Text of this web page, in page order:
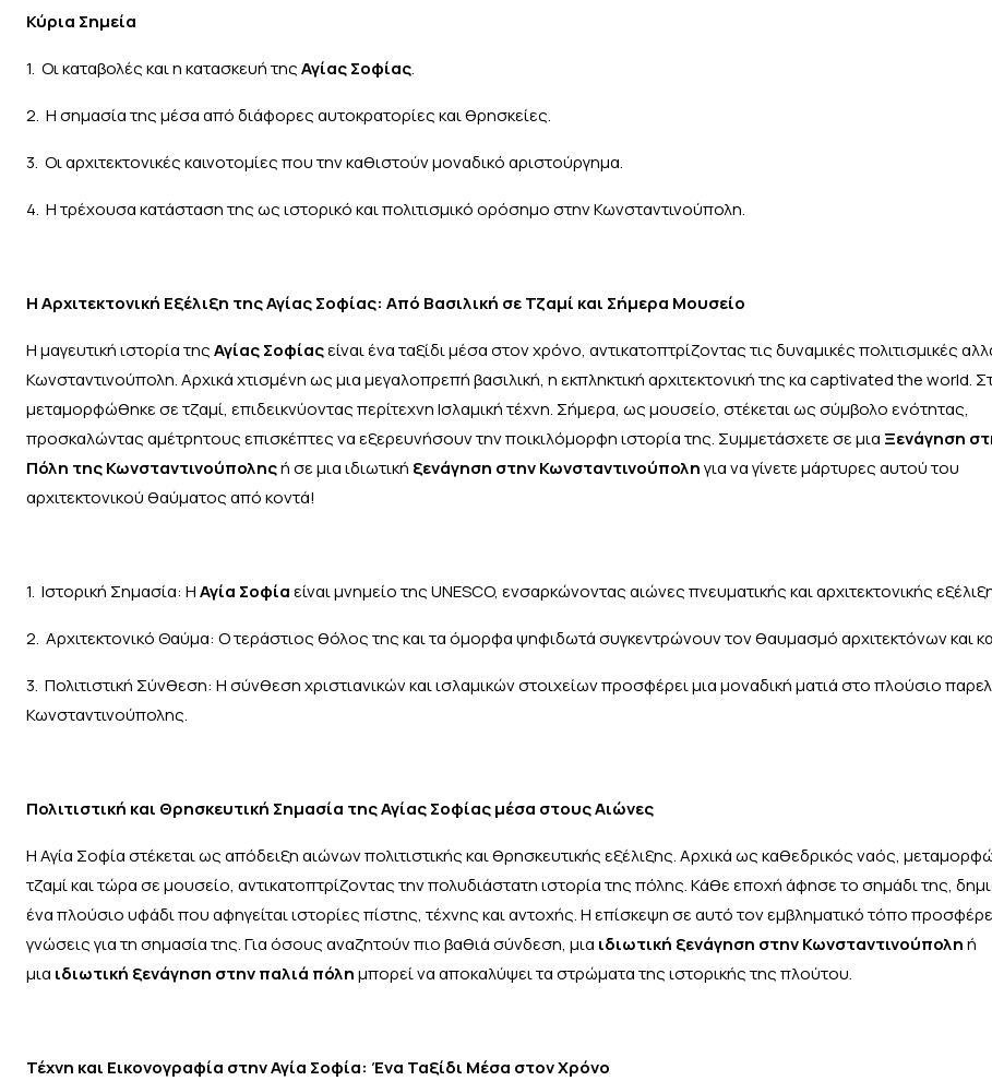
Κύρια Σημεία
1. Οι καταβολές και η κατασκευή τηςΑγίας Σοφίας.
2. Η σημασία της μέσα από διάφορες αυτοκρατορίες και θρησκείες.
3. Οι αρχιτεκτονικές καινοτομίες που την καθιστούν μοναδικό αριστούργημα.
4. Η τρέχουσα κατάσταση της ως ιστορικό και πολιτισμικό ορόσημο στην Κωνσταντινούπολη.
Η Αρχιτεκτονική Εξέλιξη της Αγίας Σοφίας: Από Βασιλική σε Τζαμί και Σήμερα Μουσείο
Η μαγευτική ιστορία τηςΑγίας Σοφίαςείναι ένα ταξίδι μέσα στον χρόνο, αντικατοπτρίζοντας τις δυναμικές πολιτισμικές
Κωνσταντινούπολη. Αρχικά χτισμένη ως μια μεγαλοπρεπή βασιλική, η εκπληκτική αρχιτεκτονική της κα captivated the world.
μεταμορφώθηκε σε τζαμί, επιδεικνύοντας περίτεχνη Ισλαμική τέχνη. Σήμερα, ως μουσείο, στέκεται ως σύμβολο ενότητας,
προσκαλώντας αμέτρητους επισκέπτες να εξερευνήσουν την ποικιλόμορφη ιστορία της. Συμμετάσχετε σε μια Ξενάγηση
Πόλη της Κωνσταντινούποληςή σε μια ιδιωτική ξενάγηση στην Κωνσταντινούποληγια να γίνετε μάρτυρες αυτού του
αρχιτεκτονικού θαύματος από κοντά!
1. Ιστορική Σημασία: ΗΑγία Σοφίαείναι μνημείο της UNESCO, ενσαρκώνοντας αιώνες πνευματικής και αρχιτεκτονικής
2. Αρχιτεκτονικό Θαύμα: Ο τεράστιος θόλος της και τα όμορφα ψηφιδωτά συγκεντρώνουν τον θαυμασμό αρχιτεκτόνων και
3. Πολιτιστική Σύνθεση: Η σύνθεση χριστιανικών και ισλαμικών στοιχείων προσφέρει μια μοναδική ματιά στο πλούσιο
Κωνσταντινούπολης.
Πολιτιστική και Θρησκευτική Σημασία της Αγίας Σοφίας μέσα στους Αιώνες
Η Αγία Σοφία στέκεται ως απόδειξη αιώνων πολιτιστικής και θρησκευτικής εξέλιξης. Αρχικά ως καθεδρικός ναός,
τζαμί και τώρα σε μουσείο, αντικατοπτρίζοντας την πολυδιάστατη ιστορία της πόλης. Κάθε εποχή άφησε το σημάδι της,
ένα πλούσιο υφάδι που αφηγείται ιστορίες πίστης, τέχνης και αντοχής. Η επίσκεψη σε αυτό τον εμβληματικό τόπο
γνώσεις για τη σημασία της. Για όσους αναζητούν πιο βαθιά σύνδεση, μια ιδιωτική ξενάγηση στην Κωνσταντινούποληή
μια ιδιωτική ξενάγηση στην παλιά πόλημπορεί να αποκαλύψει τα στρώματα της ιστορικής της πλούτου.
Τέχνη και Εικονογραφία στην Αγία Σοφία: Ένα Ταξίδι Μέσα στον Χρόνο